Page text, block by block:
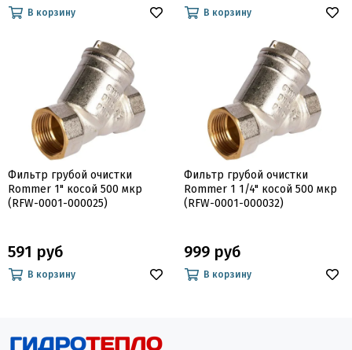
В корзину В корзину
Фильтр грубой очистки
Rommer 1" косой 500 мкр
(RFW-0001-000025)
591 руб
В корзину
Фильтр грубой очистки
Rommer 1 1/4" косой 500 мкр
(RFW-0001-000032)
999 руб
В корзину